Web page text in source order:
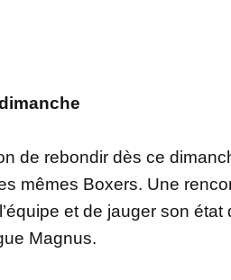
de rebondir dès ce
mêmes Boxers. Une
et de jauger son
Magnus.